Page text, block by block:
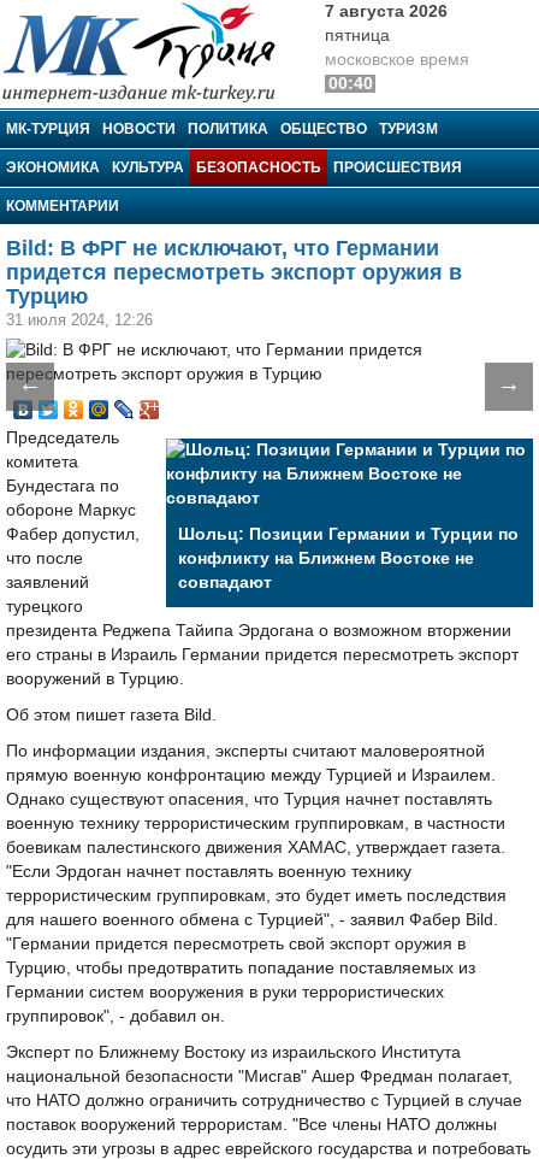
МК-Турция
7 августа 2026
пятница
московское время
00:40
МК-ТУРЦИЯ НОВОСТИ ПОЛИТИКА ОБЩЕСТВО ТУРИЗМ
ЭКОНОМИКА КУЛЬТУРА БЕЗОПАСНОСТЬ ПРОИСШЕСТВИЯ
КОММЕНТАРИИ
Bild: В ФРГ не исключают, что Германии
придется пересмотреть экспорт оружия в
Турцию
31 июля 2024, 12:26
← →
Шольц: Позиции Германии и Турции по
конфликту на Ближнем Востоке не
совпадают
Председатель
комитета
Бундестага по
обороне Маркус
Фабер допустил,
что после
заявлений
турецкого
президента Реджепа Тайипа Эрдогана о возможном вторжении
его страны в Израиль Германии придется пересмотреть экспорт
вооружений в Турцию.
Об этом пишет газета Bild.
По информации издания, эксперты считают маловероятной
прямую военную конфронтацию между Турцией и Израилем.
Однако существуют опасения, что Турция начнет поставлять
военную технику террористическим группировкам, в частности
боевикам палестинского движения ХАМАС, утверждает газета.
"Если Эрдоган начнет поставлять военную технику
террористическим группировкам, это будет иметь последствия
для нашего военного обмена с Турцией", - заявил Фабер Bild.
"Германии придется пересмотреть свой экспорт оружия в
Турцию, чтобы предотвратить попадание поставляемых из
Германии систем вооружения в руки террористических
группировок", - добавил он.
Эксперт по Ближнему Востоку из израильского Института
национальной безопасности "Мисгав" Ашер Фредман полагает,
что НАТО должно ограничить сотрудничество с Турцией в случае
поставок вооружений террористам. "Все члены НАТО должны
осудить эти угрозы в адрес еврейского государства и потребовать